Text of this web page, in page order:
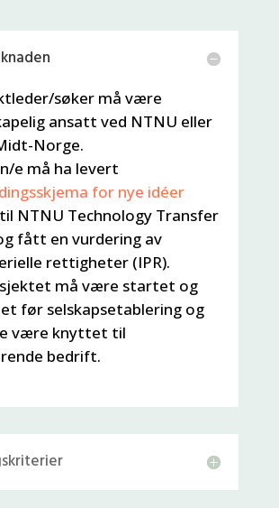
søker må være
ansatt ved NTNU eller
Norge.
e må ha levert
for nye idéer
NTNU Technology Transfer
fått en vurdering av
rettigheter (IPR).
må være startet og
før selskapsetablering og
være knyttet til
bedrift.